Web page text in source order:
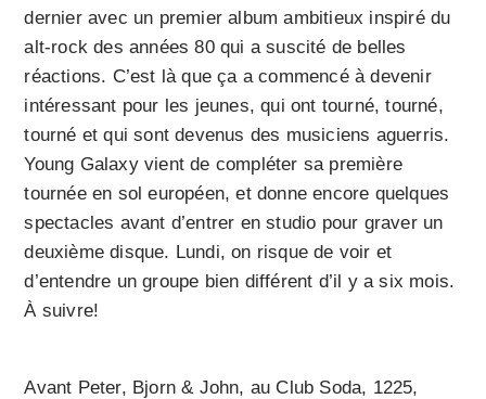
dernier avec un premier album ambitieux inspiré du
alt-rock des années 80 qui a suscité de belles
réactions. C’est là que ça a commencé à devenir
intéressant pour les jeunes, qui ont tourné, tourné,
tourné et qui sont devenus des musiciens aguerris.
Young Galaxy vient de compléter sa première
tournée en sol européen, et donne encore quelques
spectacles avant d’entrer en studio pour graver un
deuxième disque. Lundi, on risque de voir et
d’entendre un groupe bien différent d’il y a six mois.
À suivre!
Avant Peter, Bjorn & John, au Club Soda, 1225,